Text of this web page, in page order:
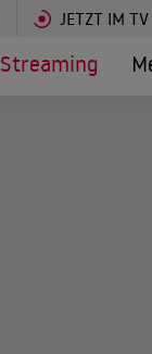
JETZT IM TV
Streaming